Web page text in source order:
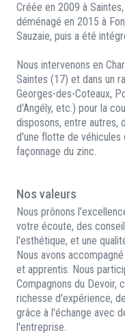
Créée en 2009 à
déménagé en 2015 à
Sauzaie, puis a été
Nous intervenons en
Saintes (17) et dans un
Georges-des-Coteaux,
d'Angély, etc.) pour la
disposons, entre autres,
d'une flotte de véhicules
façonnage du zinc.
Nos valeurs
Nous prônons
votre écoute, des
l'esthétique, et une
Nous avons
et apprentis. Nous
Compagnons du Devoir,
richesse d'expérience,
grâce à l'échange avec
l'entreprise.